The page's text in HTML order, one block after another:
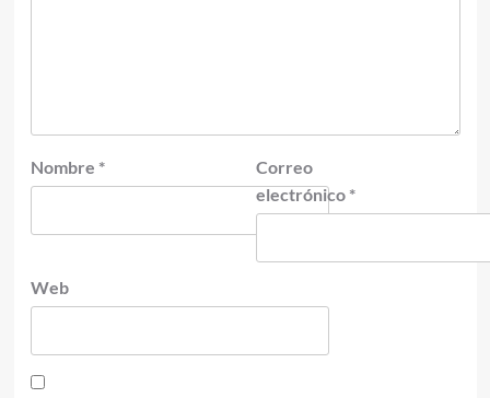
Nombre *
Correo
electrónico *
Web